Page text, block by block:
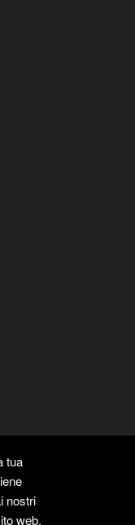
tua
nostri
web.